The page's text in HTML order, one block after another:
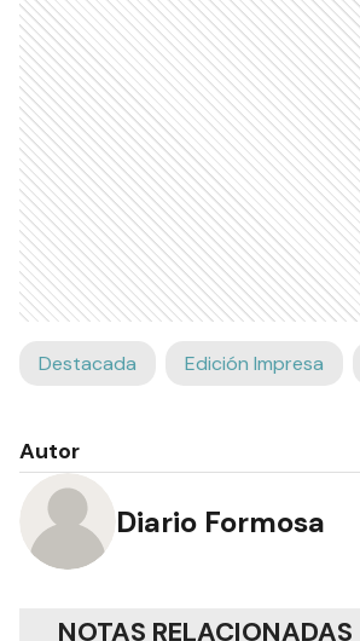
Destacada Edición Impresa
Autor
Diario Formosa
NOTAS RELACIONADAS